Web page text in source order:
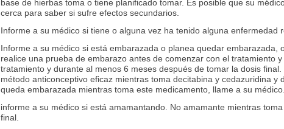
base de hierbas toma o tiene planificado tomar. Es posible que su
cerca para saber si sufre efectos secundarios.
Informe a su médico si tiene o alguna vez ha tenido alguna enfermedad
Informe a su médico si está embarazada o planea quedar
realice una prueba de embarazo antes de comenzar con el tratamiento
tratamiento y durante al menos 6 meses después de tomar la dosis
método anticonceptivo eficaz mientras toma decitabina y cedazuridina
queda embarazada mientras toma este medicamento, llame a su
informe a su médico si está amamantando. No amamante mientras
final.